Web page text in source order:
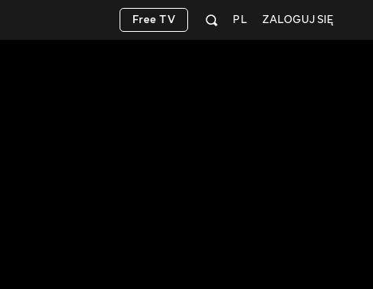
ZALOGUJ SIĘ
PL
Free TV